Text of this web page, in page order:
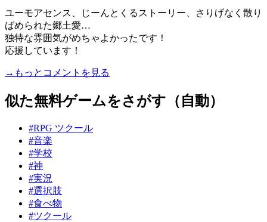
ユーモアセンス、じーんとくるストーリー、さりげなく散り
ばめられた郷土愛…
独特な雰囲気がめちゃよかったです！
応援しています！
→もっとコメントを見る
似た無料ゲームをさがす（自動）
#RPG ツクール
#音楽
#学校
#神
#実況
#選択肢
#食べ物
#ツクール